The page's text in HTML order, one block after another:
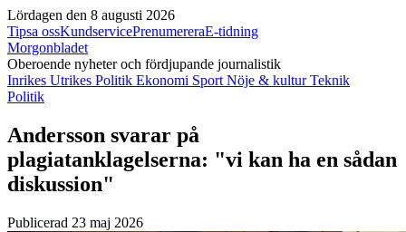
Lördagen den 8 augusti 2026
Tipsa ossKundservicePrenumereraE-tidning
Morgonbladet
Oberoende nyheter och fördjupande journalistik
Inrikes Utrikes Politik Ekonomi Sport Nöje & kulturTeknik
Politik
Andersson svarar på
plagiatanklagelserna: "vi kan ha en sådan
diskussion"
Publicerad 23 maj 2026